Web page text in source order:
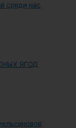
среди нас
ЯГОД